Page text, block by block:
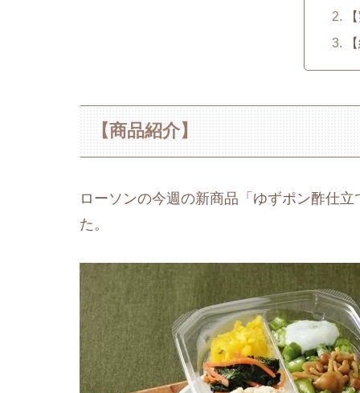
【商品紹介】
ローソンの今週の新商品「ゆずポン酢仕
た。